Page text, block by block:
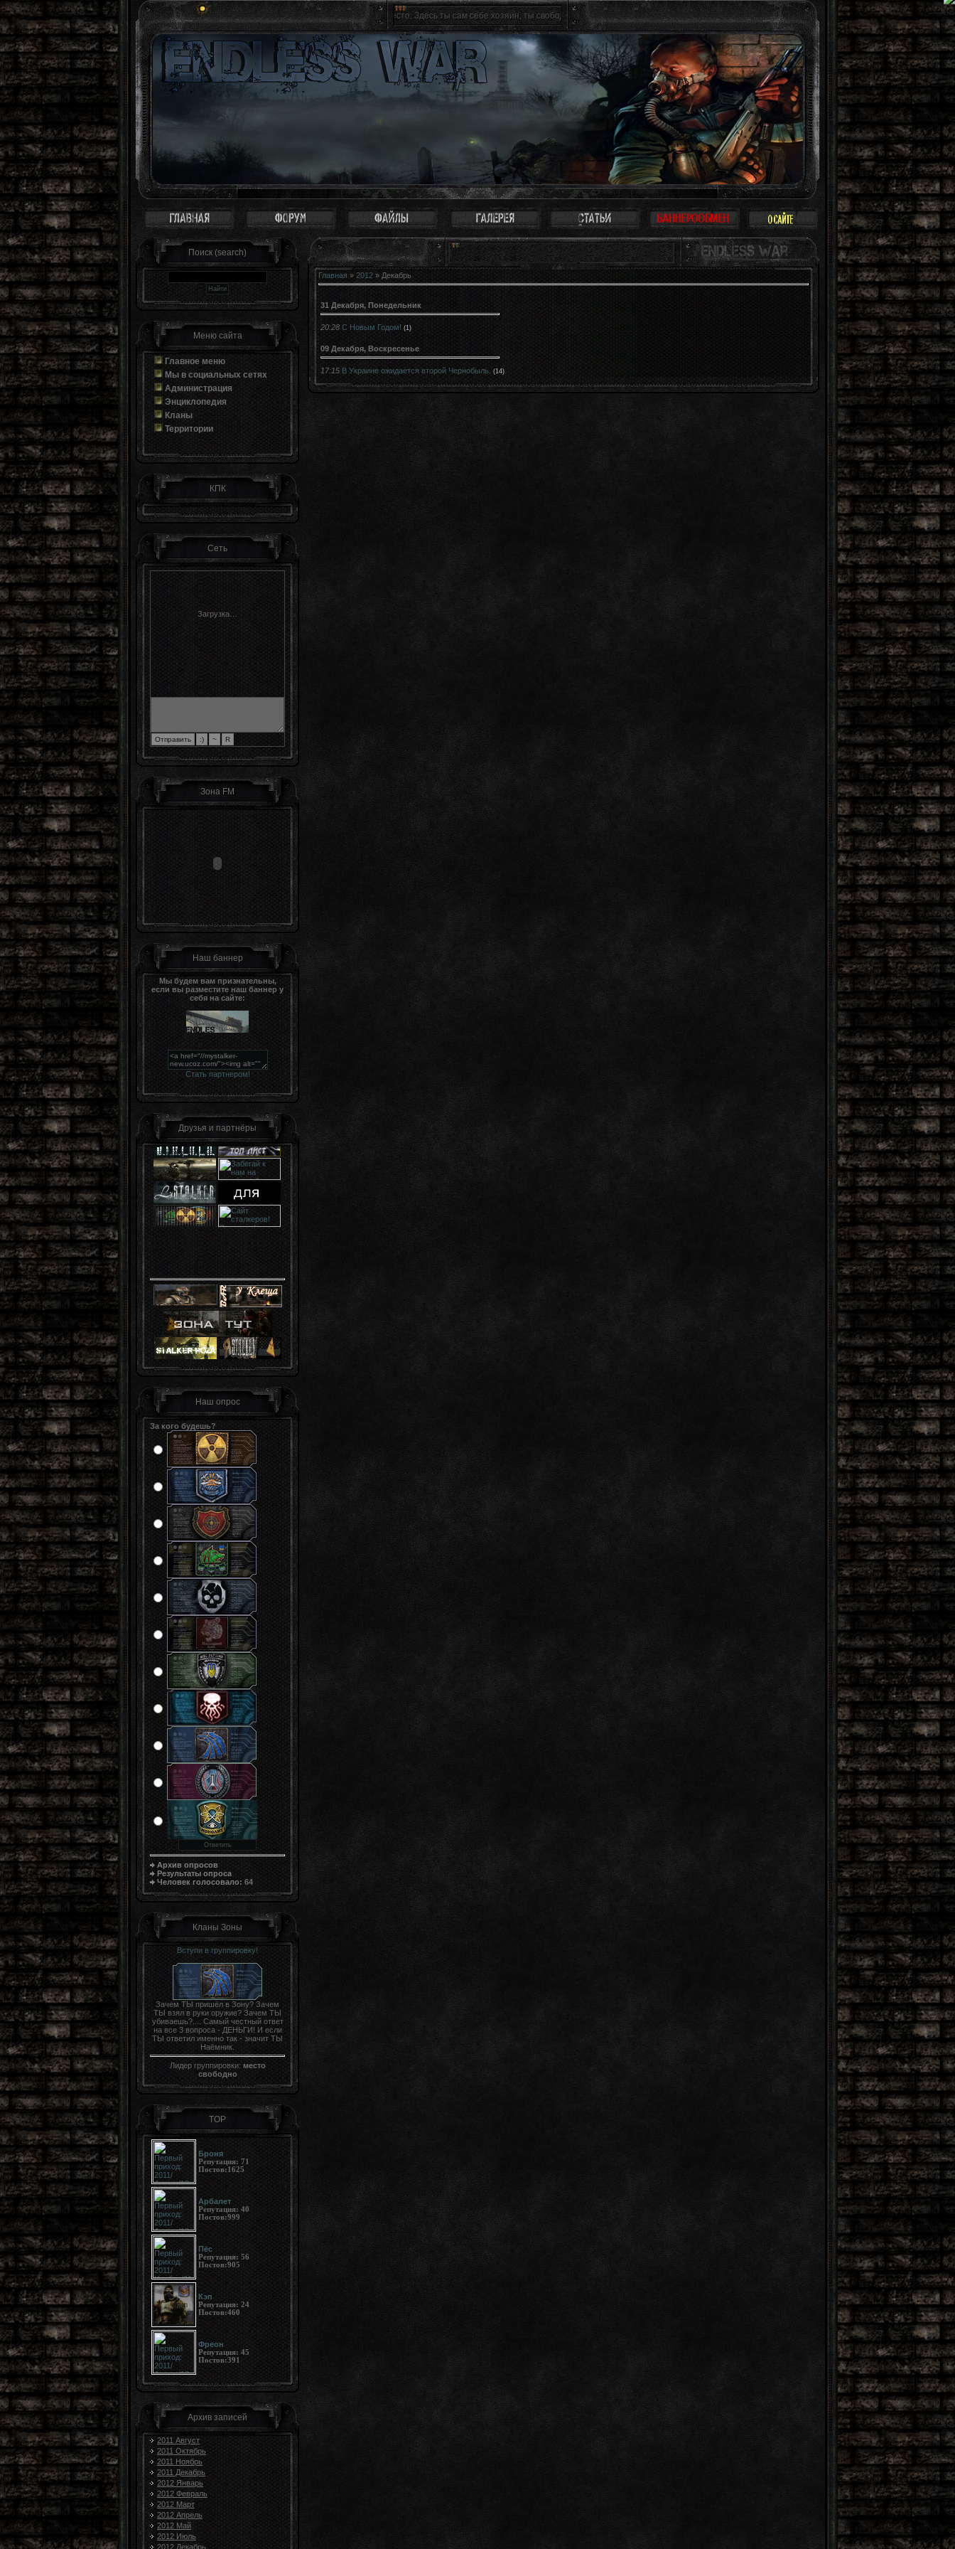
Зона - это святое место. Здесь ты сам себе хозяин, ты свободен как птица. Можно не воспринимать Зону всерьез, многие так и поступают: просто прогулка, охота,
Поиск (search)
Меню сайта
Главное меню
Мы в социальных сетях
Администрация
Энциклопедия
Кланы
Территории
КПК
Сеть
Загрузка…
Зона FM
Наш баннер
Мы будем вам признательны,
если вы разместите наш баннер у
себя на сайте:
Стать партнером!
Друзья и партнёры
Наш опрос
За кого будешь?
Архив опросов
Результаты опроса
Человек голосовало: 64
Кланы Зоны
Вступи в группировку!
Зачем ТЫ пришёл в Зону? Зачем
ТЫ взял в руки оружие? Зачем ТЫ
убиваешь?.... Самый честный ответ
на все 3 вопроса - ДЕНЬГИ! И если
ТЫ ответил именно так - значит ТЫ
Наёмник.
Лидер группировки: место
свободно
TOP
Броня
Репутация: 71
Постов:1625
Арбалет
Репутация: 40
Постов:999
Пёс
Репутация: 56
Постов:905
Кэп
Репутация: 24
Постов:460
Фреон
Репутация: 45
Постов:391
Архив записей
2011 Август
2011 Октябрь
2011 Ноябрь
2011 Декабрь
2012 Январь
2012 Февраль
2012 Март
2012 Апрель
2012 Май
2012 Июль
2012 Декабрь
Главная » 2012 » Декабрь
31 Декабря, Понедельник
20:28 С Новым Годом! (1)
09 Декабря, Воскресенье
17:15 В Украине ожидается второй Чернобыль. (14)